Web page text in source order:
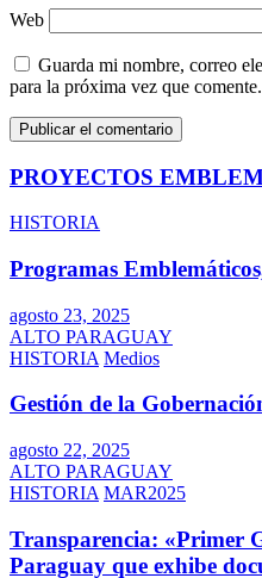
Web
Guarda mi nombre, correo
para la próxima vez que comente.
PROYECTOS
HISTORIA
Programas
agosto 23, 2025
ALTO PARAGUAY
HISTORIA Medios
Gestión de la
agosto 22, 2025
ALTO PARAGUAY
HISTORIA MAR2025
Transparencia: «Primer
Paraguay que exhibe